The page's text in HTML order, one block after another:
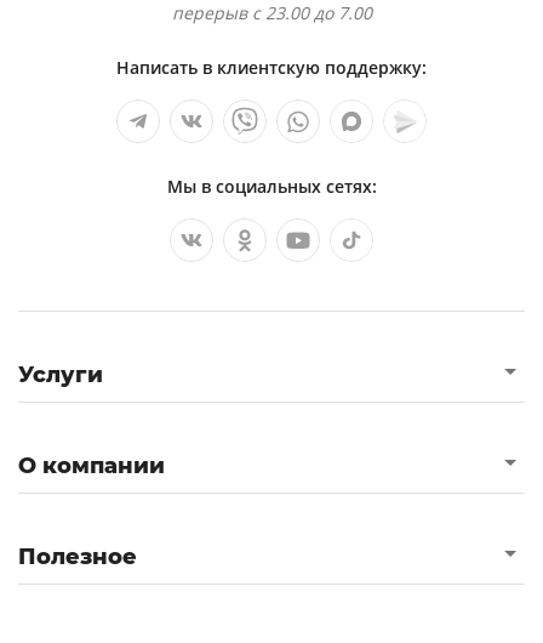
перерыв с 23.00 до 7.00
Написать в клиентскую поддержку:
Мы в социальных сетях:
Услуги
О компании
Полезное